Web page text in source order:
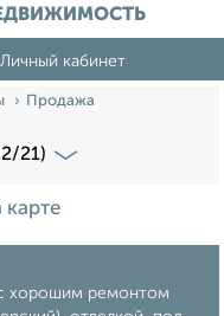
Личный кабинет
Продажа
21)
карте
с хорошим ремонтом